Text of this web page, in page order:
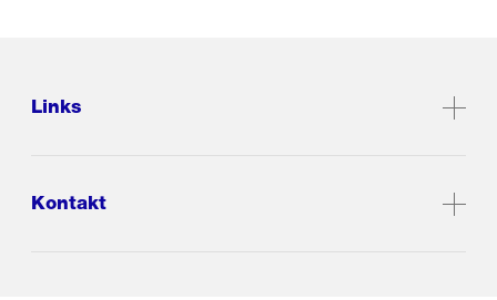
Links
Kontakt